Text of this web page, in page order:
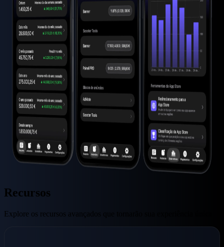
Recursos
Explore os recursos avançados que tornarão sua experiência única